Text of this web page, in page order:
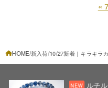
«
HOME 新入荷 10/27新着｜キラキラ
ルチ